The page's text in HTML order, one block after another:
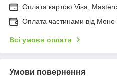
Оплата картою Visa,
Оплата частинами від
Всі умови оплати
Умови повернення